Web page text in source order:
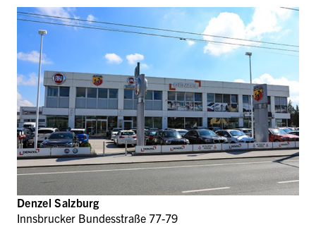
Denzel Salzburg
Innsbrucker Bundesstraße 77-79